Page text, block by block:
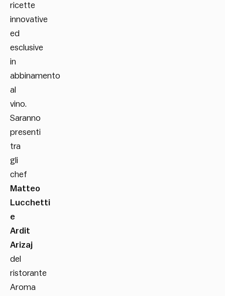
ricette
innovative
ed
esclusive
in
abbinamento
al
vino.
Saranno
presenti
tra
gli
chef
Matteo
Lucchetti
e
Ardit
Arizaj
del
ristorante
Aroma